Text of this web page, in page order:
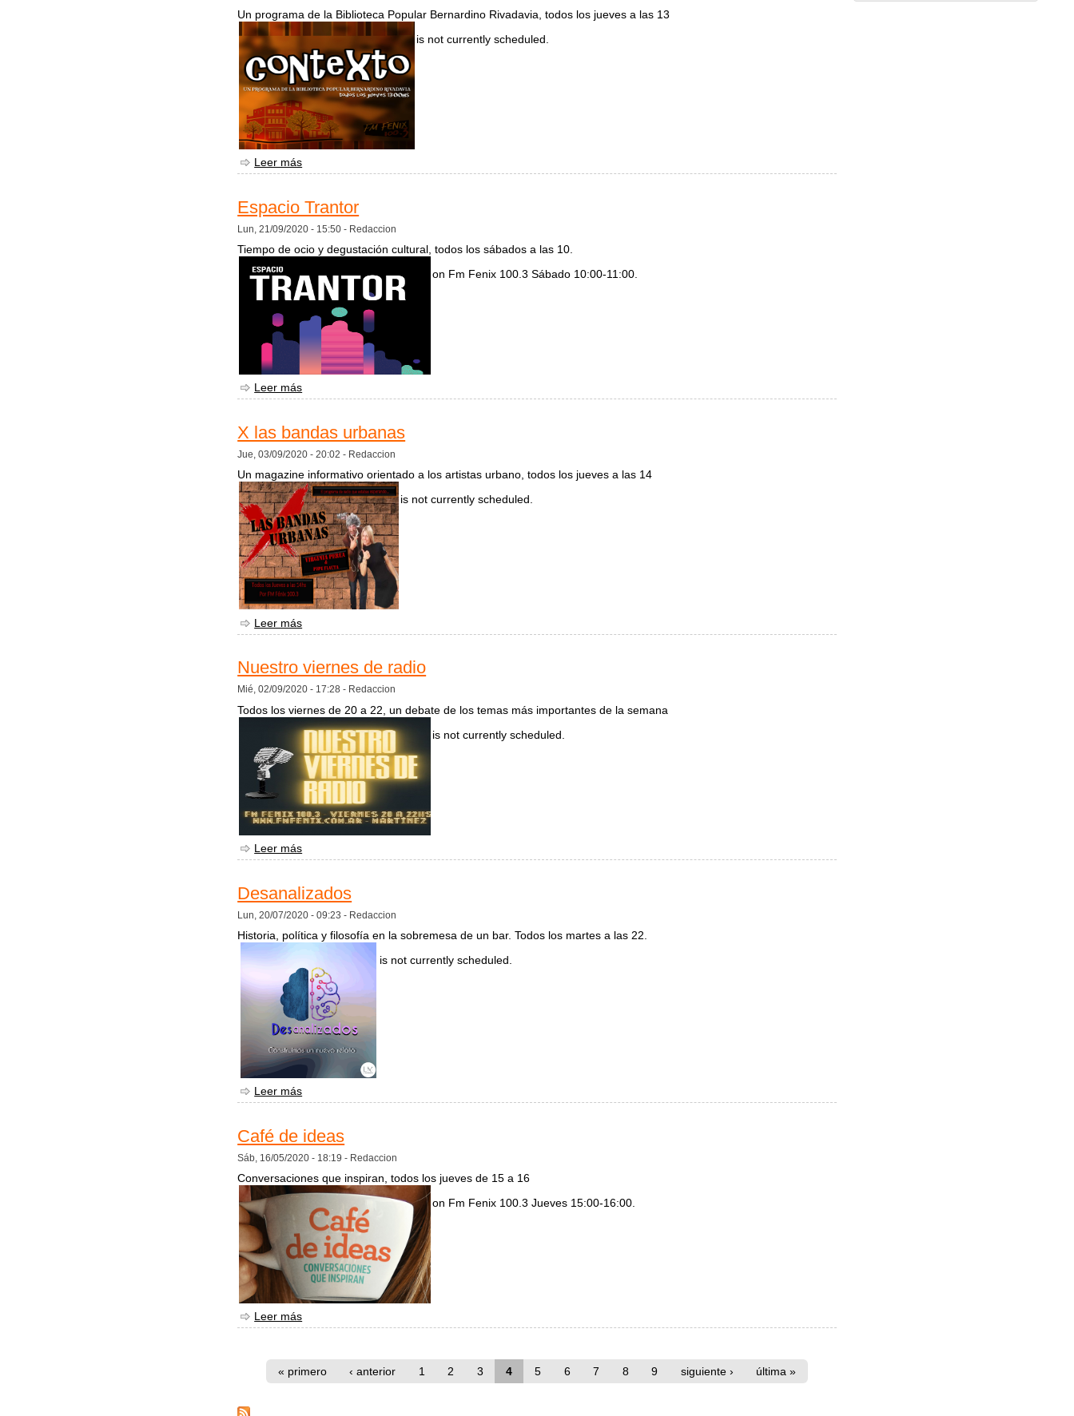
Un programa de la Biblioteca Popular Bernardino Rivadavia, todos los jueves a las 13
is not currently scheduled.
Leer más
Espacio Trantor
Lun, 21/09/2020 - 15:50 - Redaccion
Tiempo de ocio y degustación cultural, todos los sábados a las 10.
on Fm Fenix 100.3 Sábado 10:00-11:00.
Leer más
X las bandas urbanas
Jue, 03/09/2020 - 20:02 - Redaccion
Un magazine informativo orientado a los artistas urbano, todos los jueves a las 14
is not currently scheduled.
Leer más
Nuestro viernes de radio
Mié, 02/09/2020 - 17:28 - Redaccion
Todos los viernes de 20 a 22, un debate de los temas más importantes de la semana
is not currently scheduled.
Leer más
Desanalizados
Lun, 20/07/2020 - 09:23 - Redaccion
Historia, política y filosofía en la sobremesa de un bar. Todos los martes a las 22.
is not currently scheduled.
Leer más
Café de ideas
Sáb, 16/05/2020 - 18:19 - Redaccion
Conversaciones que inspiran, todos los jueves de 15 a 16
on Fm Fenix 100.3 Jueves 15:00-16:00.
Leer más
Páginas« primero ‹ anterior 1 2 3 4 5 6 7 8 9 siguiente › última »